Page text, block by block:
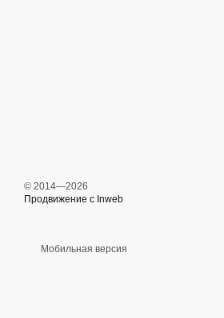
© 2014—2026
Продвижение с Inweb
Мобильная версия